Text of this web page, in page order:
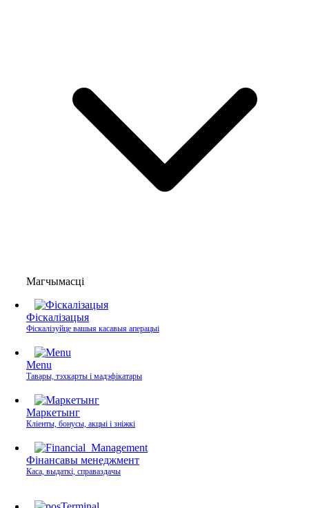
Магчымасці
Фіскалізацыя
Фіскалізуйце вашыя касавыя аперацыі
Menu
Тавары, тэхкарты і мадэфікатары
Маркетынг
Кліенты, бонусы, акцыі і зніжкі
Фінансавы менеджмент
Каса, выдаткі, справаздачы